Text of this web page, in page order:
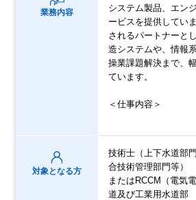
業務内容
システム製品、エン
ービスを提供してい
されるパートナーと
造システムや、情報
操業課題解決まで、
ています。
＜仕事内容＞
対象となる方
技術士（上下水道部
合技術管理部門等）
またはRCCM（電気
道及び工業用水道部